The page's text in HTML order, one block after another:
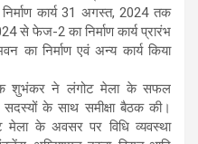
कार्य 31 अगस्त, 2024 तक
से फेज-2 का निर्माण कार्य प्रारंभ
का निर्माण एवं अन्य कार्य किया
शुभंकर ने लंगोट मेला के सफल
के साथ समीक्षा बैठक की।
मेला के अवसर पर विधि व्यवस्था